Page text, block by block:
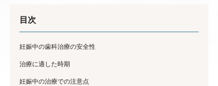
目次
妊娠中の歯科治療の安全性
治療に適した時期
妊娠中の治療での注意点